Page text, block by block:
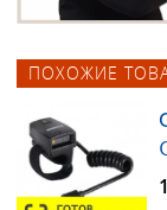
ПОХОЖИЕ